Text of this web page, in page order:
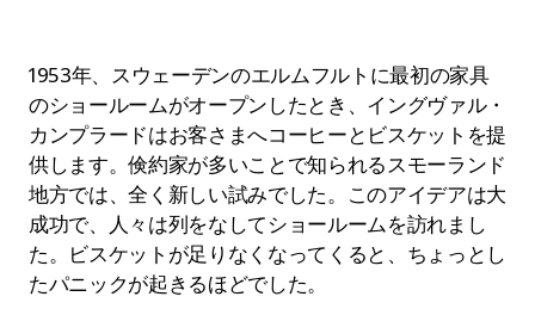
1953年、スウェーデンのエルムフルトに最初の家具
のショールームがオープンしたとき、イングヴァル・
カンプラードはお客さまへコーヒーとビスケットを提
供します。倹約家が多いことで知られるスモーランド
地方では、全く新しい試みでした。このアイデアは大
成功で、人々は列をなしてショールームを訪れまし
た。ビスケットが足りなくなってくると、ちょっとし
たパニックが起きるほどでした。